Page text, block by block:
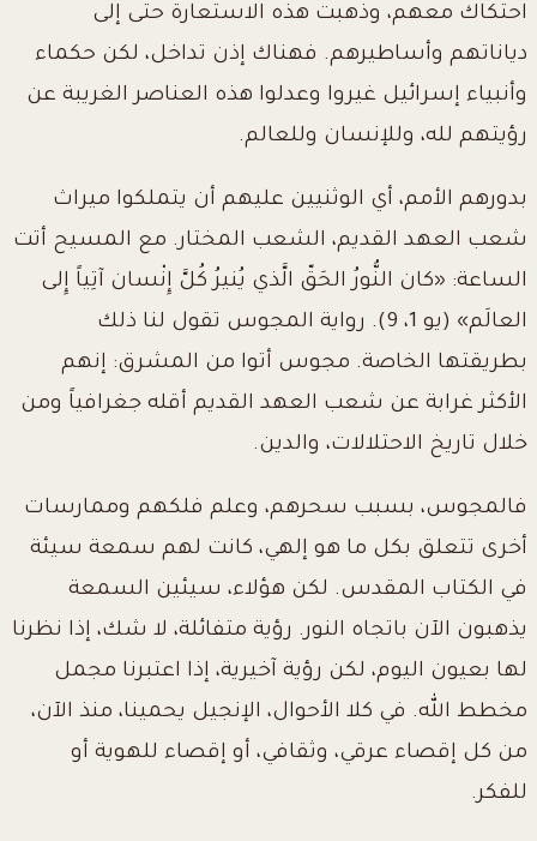
احتكاك معهم، وذهبت هذه الاستعارة حتى إلى
دياناتهم وأساطيرهم. فهناك إذن تداخل، لكن حكماء
وأنبياء إسرائيل غيروا وعدلوا هذه العناصر الغريبة عن
رؤيتهم لله، وللإنسان وللعالم.
بدورهم الأمم، أي الوثنيين عليهم أن يتملكوا ميراث
شعب العهد القديم، الشعب المختار. مع المسيح أتت
الساعة: «كان النُّورُ الحَقّ الَّذي يُنيرُ كُلَّ إِنْسان آتِياً إِلى
العالَم» (يو 1، 9). رواية المجوس تقول لنا ذلك
بطريقتها الخاصة. مجوس أتوا من المشرق: إنهم
الأكثر غرابة عن شعب العهد القديم أقله جغرافياً ومن
خلال تاريخ الاحتلالات، والدين.
فالمجوس، بسبب سحرهم، وعلم فلكهم وممارسات
أخرى تتعلق بكل ما هو إلهي، كانت لهم سمعة سيئة
في الكتاب المقدس. لكن هؤلاء، سيئين السمعة
يذهبون الآن باتجاه النور. رؤية متفائلة، لا شك، إذا نظرنا
لها بعيون اليوم، لكن رؤية آخيرية، إذا اعتبرنا مجمل
مخطط الله. في كلا الأحوال، الإنجيل يحمينا، منذ الآن،
من كل إقصاء عرقي، وثقافي، أو إقصاء للهوية أو
للفكر.